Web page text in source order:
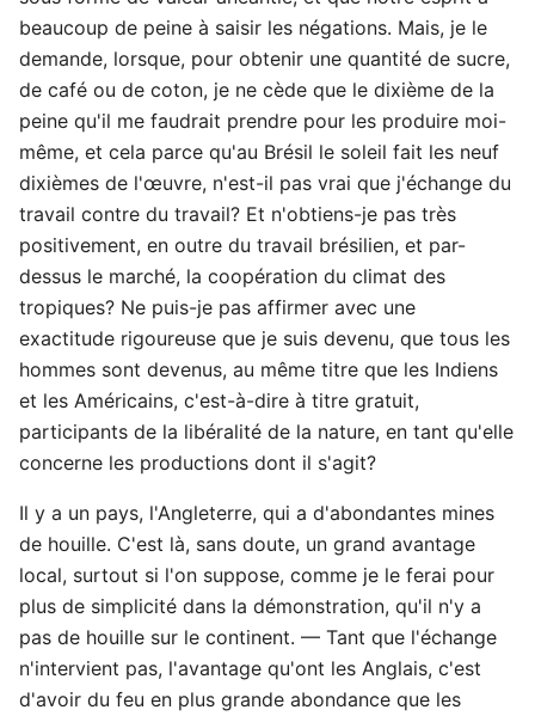
beaucoup de peine à saisir les négations. Mais, je le
demande, lorsque, pour obtenir une quantité de sucre,
de café ou de coton, je ne cède que le dixième de la
peine qu'il me faudrait prendre pour les produire moi-
même, et cela parce qu'au Brésil le soleil fait les neuf
dixièmes de l'œuvre, n'est-il pas vrai que j'échange du
travail contre du travail? Et n'obtiens-je pas très
positivement, en outre du travail brésilien, et par-
dessus le marché, la coopération du climat des
tropiques? Ne puis-je pas affirmer avec une
exactitude rigoureuse que je suis devenu, que tous les
hommes sont devenus, au même titre que les Indiens
et les Américains, c'est-à-dire à titre gratuit,
participants de la libéralité de la nature, en tant qu'elle
concerne les productions dont il s'agit?
Il y a un pays, l'Angleterre, qui a d'abondantes mines
de houille. C'est là, sans doute, un grand avantage
local, surtout si l'on suppose, comme je le ferai pour
plus de simplicité dans la démonstration, qu'il n'y a
pas de houille sur le continent. — Tant que l'échange
n'intervient pas, l'avantage qu'ont les Anglais, c'est
d'avoir du feu en plus grande abondance que les